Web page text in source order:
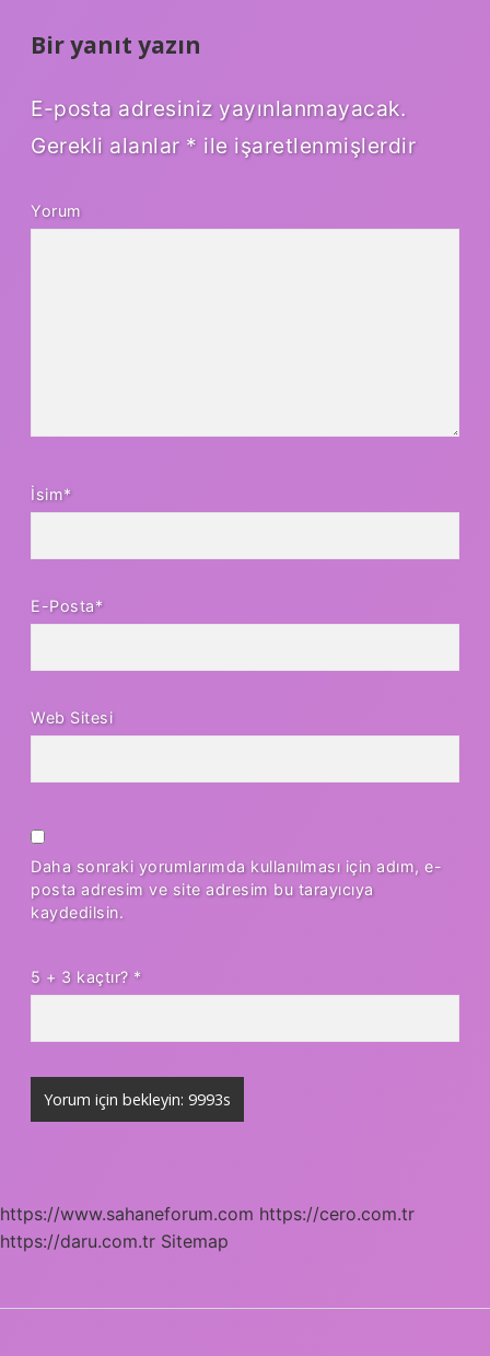
Bir yanıt yazın
E-posta adresiniz yayınlanmayacak.
Gerekli alanlar * ile işaretlenmişlerdir
Yorum
İsim*
E-Posta*
Web Sitesi
Daha sonraki yorumlarımda kullanılması için adım, e-
posta adresim ve site adresim bu tarayıcıya
kaydedilsin.
5 + 3 kaçtır? *
https://www.sahaneforum.com https://cero.com.tr
https://daru.com.tr Sitemap